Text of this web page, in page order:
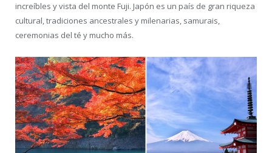
increíbles y vista del monte Fuji. Japón es un país de gran riqueza
cultural, tradiciones ancestrales y milenarias, samurais,
ceremonias del té y mucho más.